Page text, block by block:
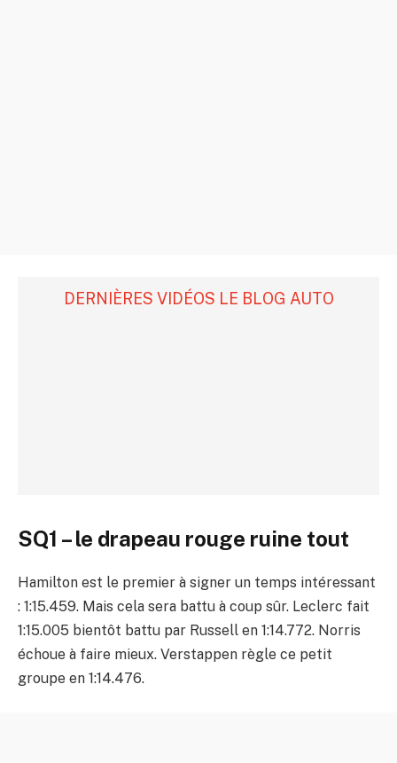
DERNIÈRES VIDÉOS LE BLOG AUTO
SQ1 – le drapeau rouge ruine tout
Hamilton est le premier à signer un temps intéressant
: 1:15.459. Mais cela sera battu à coup sûr. Leclerc fait
1:15.005 bientôt battu par Russell en 1:14.772. Norris
échoue à faire mieux. Verstappen règle ce petit
groupe en 1:14.476.